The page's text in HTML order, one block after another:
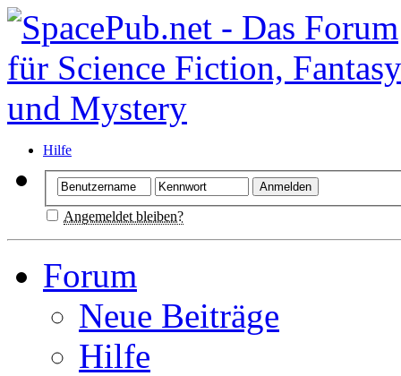
Hilfe
Angemeldet bleiben?
Forum
Neue Beiträge
Hilfe